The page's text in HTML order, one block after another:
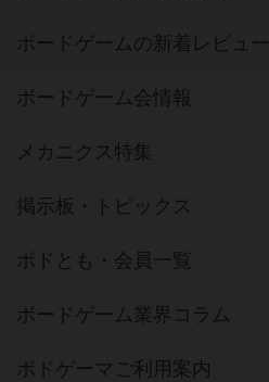
ボードゲームの新着レビュー
ボードゲーム会情報
メカニクス特集
掲示板・トピックス
ボドとも・会員一覧
ボードゲーム業界コラム
ボドゲーマご利用案内